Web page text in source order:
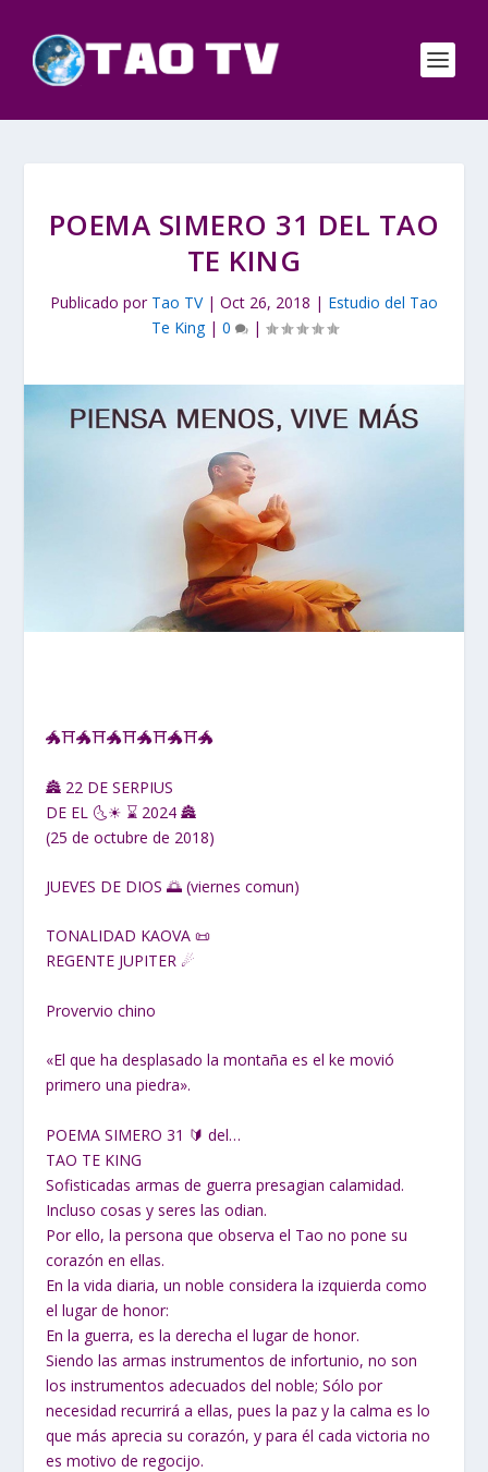
POEMA SIMERO 31 DEL TAO
TE KING
Publicado por Tao TV| Oct 26, 2018 | Estudio del Tao
Te King| 0 |
🐲⛩🐲⛩🐲⛩🐲⛩🐲⛩🐲
🏯 22 DE SERPIUS
DE EL 🌜☀ ⌛ 2024 🏯
(25 de octubre de 2018)
JUEVES DE DIOS 🌅 (viernes comun)
TONALIDAD KAOVA 📜
REGENTE JUPITER ☄
Provervio chino
«El que ha desplasado la montaña es el ke movió
primero una piedra».
POEMA SIMERO 31 🔰 del…
TAO TE KING
Sofisticadas armas de guerra presagian calamidad.
Incluso cosas y seres las odian.
Por ello, la persona que observa el Tao no pone su
corazón en ellas.
En la vida diaria, un noble considera la izquierda como
el lugar de honor:
En la guerra, es la derecha el lugar de honor.
Siendo las armas instrumentos de infortunio, no son
los instrumentos adecuados del noble; Sólo por
necesidad recurrirá a ellas, pues la paz y la calma es lo
que más aprecia su corazón, y para él cada victoria no
es motivo de regocijo.